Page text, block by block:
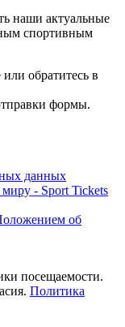
наши актуальные
спортивным
обратитесь в
формы.
данных
- Sport Tickets
об
посещаемости.
Политика